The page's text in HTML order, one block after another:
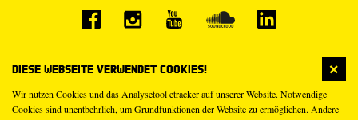
Diese Webseite verwendet Cookies!
Wir nutzen Cookies und das Analysetool etracker auf unserer Website. Notwendige
Cookies sind unentbehrlich, um Grundfunktionen der Website zu ermöglichen. Andere